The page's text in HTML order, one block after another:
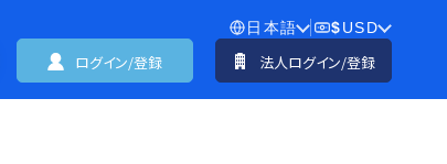
日本語 $USD
ログイン/登録 法人ログイン/登録